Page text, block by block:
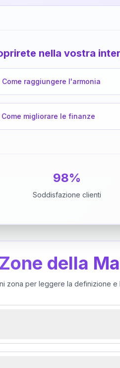
nella vostra
Come raggiungere l'armonia
Come migliorare le finanze
98%
Soddisfazione clienti
della
zona per leggere la definizione e